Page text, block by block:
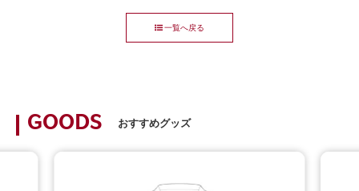
一覧へ戻る
GOODS おすすめグッズ